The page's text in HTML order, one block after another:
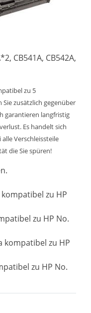
CB541A, CB542A,
zu 5
Sie zusätzlich gegenüber
garantieren langfristig
Es handelt sich
Verschleissteile
die Sie spüren!
zu HP
zu HP No.
kompatibel zu HP
zu HP No.